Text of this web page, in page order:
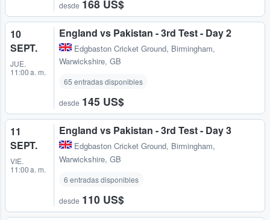
desde 168 US$
10
SEPT.
JUE.
11:00 a. m.
England vs Pakistan - 3rd Test - Day 2
Edgbaston Cricket Ground, Birmingham,
Warwickshire, GB
65 entradas disponibles
desde 145 US$
11
SEPT.
VIE.
11:00 a. m.
England vs Pakistan - 3rd Test - Day 3
Edgbaston Cricket Ground, Birmingham,
Warwickshire, GB
6 entradas disponibles
desde 110 US$